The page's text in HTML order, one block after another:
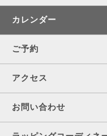
カレンダー
ご予約
アクセス
お問い合わせ